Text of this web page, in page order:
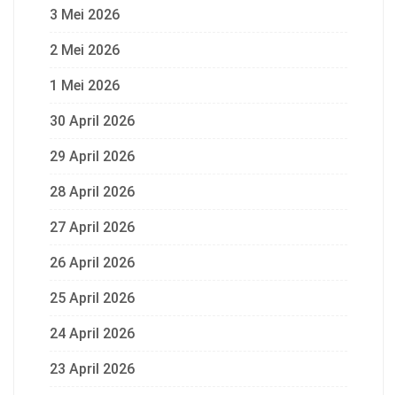
3 Mei 2026
2 Mei 2026
1 Mei 2026
30 April 2026
29 April 2026
28 April 2026
27 April 2026
26 April 2026
25 April 2026
24 April 2026
23 April 2026